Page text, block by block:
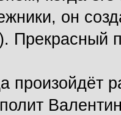
он
Прекрасный
произойдёт